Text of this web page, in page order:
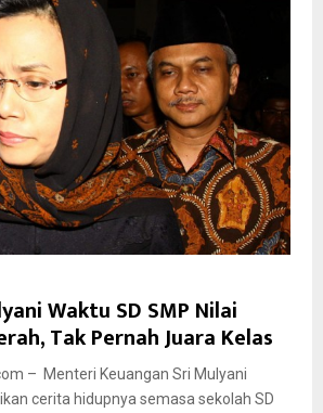
Waktu SD SMP Nilai
Tak Pernah Juara Kelas
– Menteri Keuangan Sri Mulyani
cerita hidupnya semasa sekolah SD